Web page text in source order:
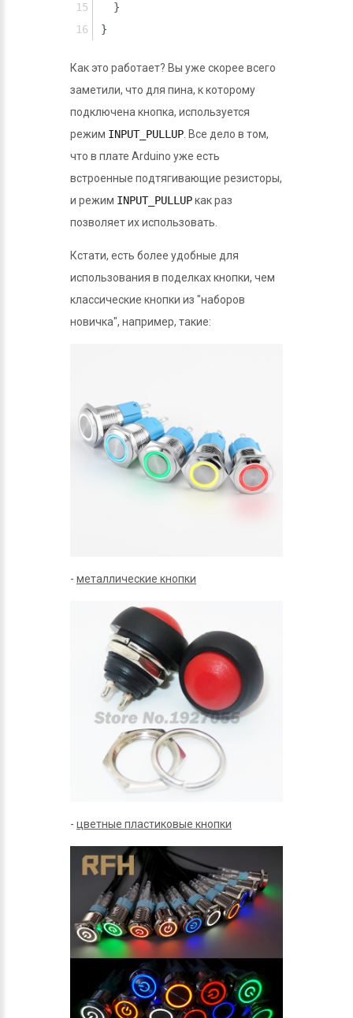
  }
}
Как это работает? Вы уже скорее всего
заметили, что для пина, к которому
подключена кнопка, используется
режим INPUT_PULLUP. Все дело в том,
что в плате Arduino уже есть
встроенные подтягивающие резисторы,
и режим INPUT_PULLUPкак раз
позволяет их использовать.
Кстати, есть более удобные для
использования в поделках кнопки, чем
классические кнопки из "наборов
новичка", например, такие:
- металлические кнопки
- цветные пластиковые кнопки